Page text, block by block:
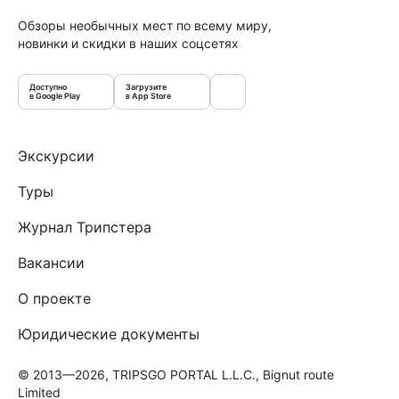
Обзоры необычных мест по всему миру,
новинки и скидки в наших соцсетях
Доступно
в Google Play
Загрузите
в App Store
Экскурсии
Туры
Журнал Трипстера
Вакансии
О проекте
Юридические документы
© 2013—2026, TRIPSGO PORTAL L.L.C., Bignut route
Limited